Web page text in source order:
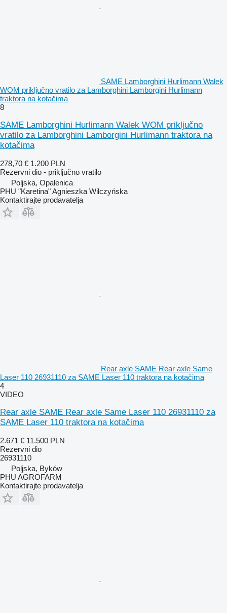
SAME Lamborghini Hurlimann Walek
WOM priključno vratilo za Lamborghini Lamborgini Hurlimann
traktora na kotačima
8
SAME Lamborghini Hurlimann Walek WOM priključno
vratilo za Lamborghini Lamborgini Hurlimann traktora na
kotačima
278,70 € 1.200 PLN
Rezervni dio - priključno vratilo
Poljska, Opalenica
PHU "Karetina" Agnieszka Wilczyńska
Kontaktirajte prodavatelja
Rear axle SAME Rear axle Same
Laser 110 26931110 za SAME Laser 110 traktora na kotačima
4
VIDEO
Rear axle SAME Rear axle Same Laser 110 26931110 za
SAME Laser 110 traktora na kotačima
2.671 € 11.500 PLN
Rezervni dio
26931110
Poljska, Byków
PHU AGROFARM
Kontaktirajte prodavatelja